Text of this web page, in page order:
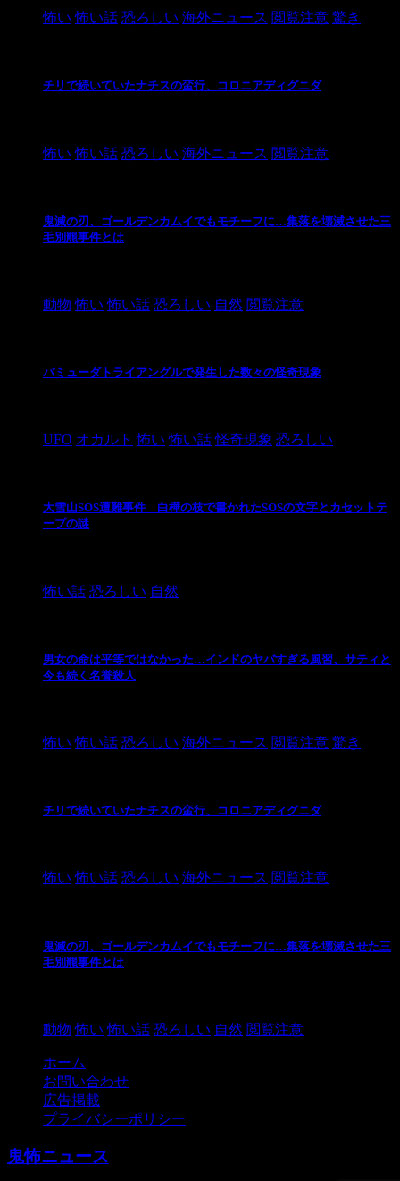
怖い 怖い話 恐ろしい 海外ニュース 閲覧注意 驚き
チリで続いていたナチスの蛮行、コロニアディグニダ
怖い 怖い話 恐ろしい 海外ニュース 閲覧注意
鬼滅の刃、ゴールデンカムイでもモチーフに…集落を壊滅させた三
毛別羆事件とは
動物 怖い 怖い話 恐ろしい 自然 閲覧注意
バミューダトライアングルで発生した数々の怪奇現象
UFO オカルト 怖い 怖い話 怪奇現象 恐ろしい
大雪山SOS遭難事件 白樺の枝で書かれたSOSの文字とカセットテ
ープの謎
怖い話 恐ろしい 自然
男女の命は平等ではなかった…インドのヤバすぎる風習、サティと
今も続く名誉殺人
怖い 怖い話 恐ろしい 海外ニュース 閲覧注意 驚き
チリで続いていたナチスの蛮行、コロニアディグニダ
怖い 怖い話 恐ろしい 海外ニュース 閲覧注意
鬼滅の刃、ゴールデンカムイでもモチーフに…集落を壊滅させた三
毛別羆事件とは
動物 怖い 怖い話 恐ろしい 自然 閲覧注意
ホーム
お問い合わせ
広告掲載
プライバシーポリシー
鬼怖ニュース